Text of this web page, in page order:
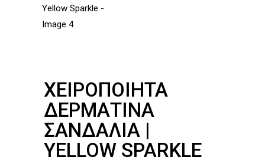
ΧΕΙΡΟΠΟΊΗΤΑ
ΔΕΡΜΆΤΙΝΑ
ΣΑΝΔΆΛΙΑ |
YELLOW SPARKLE